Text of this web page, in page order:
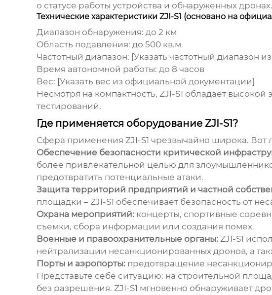
о статусе работы устройства и обнаруженных дронах.
Технические характеристики ZJI-S1 (основано на
Диапазон обнаружения: до 2 км
Область подавления: до 500 кв.м
Частотный диапазон: [Указать частотный диапазон
Время автономной работы: до 8 часов
Вес: [Указать вес из официальной документации]
Несмотря на компактность, ZJI-S1 обладает высокой
тестирований.
Где применяется оборудование ZJI-S1?
Сфера применения ZJI-S1 чрезвычайно широка.
Обеспечение безопасности критической
более привлекательной целью для
предотвратить потенциальные атаки.
Защита территорий предприятий и частной
площадки – ZJI-S1 обеспечивает безопасность от
Охрана мероприятий:концерты, спортивные
съемки, сбора информации или создания помех.
Военные и правоохранительные органы: ZJI-S1
нейтрализации несанкционированных дронов, а
Порты и аэропорты:предотвращение
Представьте себе ситуацию: на строительной
без разрешения. ZJI-S1 мгновенно обнаруживает